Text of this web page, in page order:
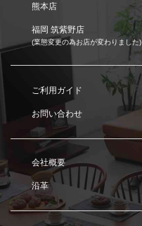
熊本店
福岡 筑紫野店
(業態変更の為お店が変わりました)
ご利用ガイド
お問い合わせ
会社概要
沿革